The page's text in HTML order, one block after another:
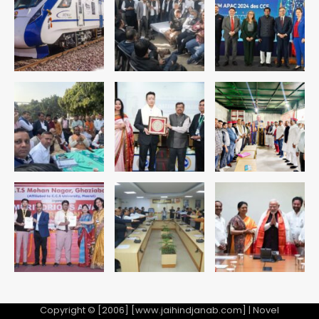
3
युवा इनोवेटरों की सोच से हाईटेक होगी दिल्ली
पुलिस
Team JHJ
4
सुदर्शन शक्ति-वी अभ्यास में मॉक आॅपरेशन
Team JHJ
5
एयरपोर्ट का फर्जी कर्मचारी बनकर 3 लाख
उड़ाए, अब पहुंचा सलाखों के पीछे
Team JHJ
Copyright © [2006] [www.jaihindjanab.com] | Novel